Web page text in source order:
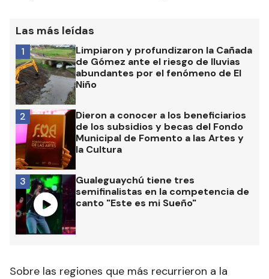
Las más leídas
Limpiaron y profundizaron la Cañada
de Gómez ante el riesgo de lluvias
abundantes por el fenómeno de El
Niño
1
Dieron a conocer a los beneficiarios
de los subsidios y becas del Fondo
Municipal de Fomento a las Artes y
la Cultura
2
Gualeguaychú tiene tres
semifinalistas en la competencia de
canto "Este es mi Sueño"
3
Sobre las regiones que más recurrieron a la